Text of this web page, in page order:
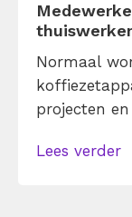
Normaal
projecten
Gelukkig
Lees verder